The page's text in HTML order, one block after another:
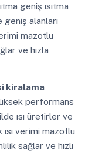
geniş ısıtma
geniş alanları
mazotlu
ve hızla
kiralama
performans
ısı üretirler ve
verimi mazotlu
sağlar ve hızlı